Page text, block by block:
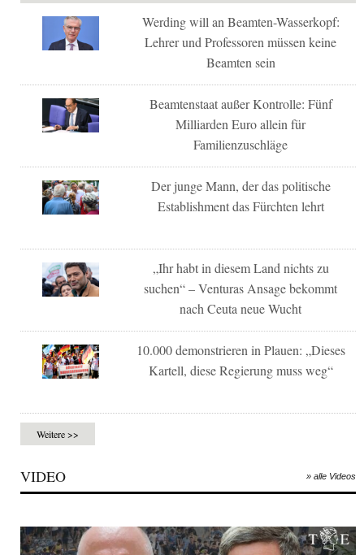
Werding will an Beamten-Wasserkopf:
Lehrer und Professoren müssen keine
Beamten sein
Beamtenstaat außer Kontrolle: Fünf
Milliarden Euro allein für
Familienzuschläge
Der junge Mann, der das politische
Establishment das Fürchten lehrt
„Ihr habt in diesem Land nichts zu
suchen“ – Venturas Ansage bekommt
nach Ceuta neue Wucht
10.000 demonstrieren in Plauen: „Dieses
Kartell, diese Regierung muss weg“
Weitere >>
VIDEO » alle Videos